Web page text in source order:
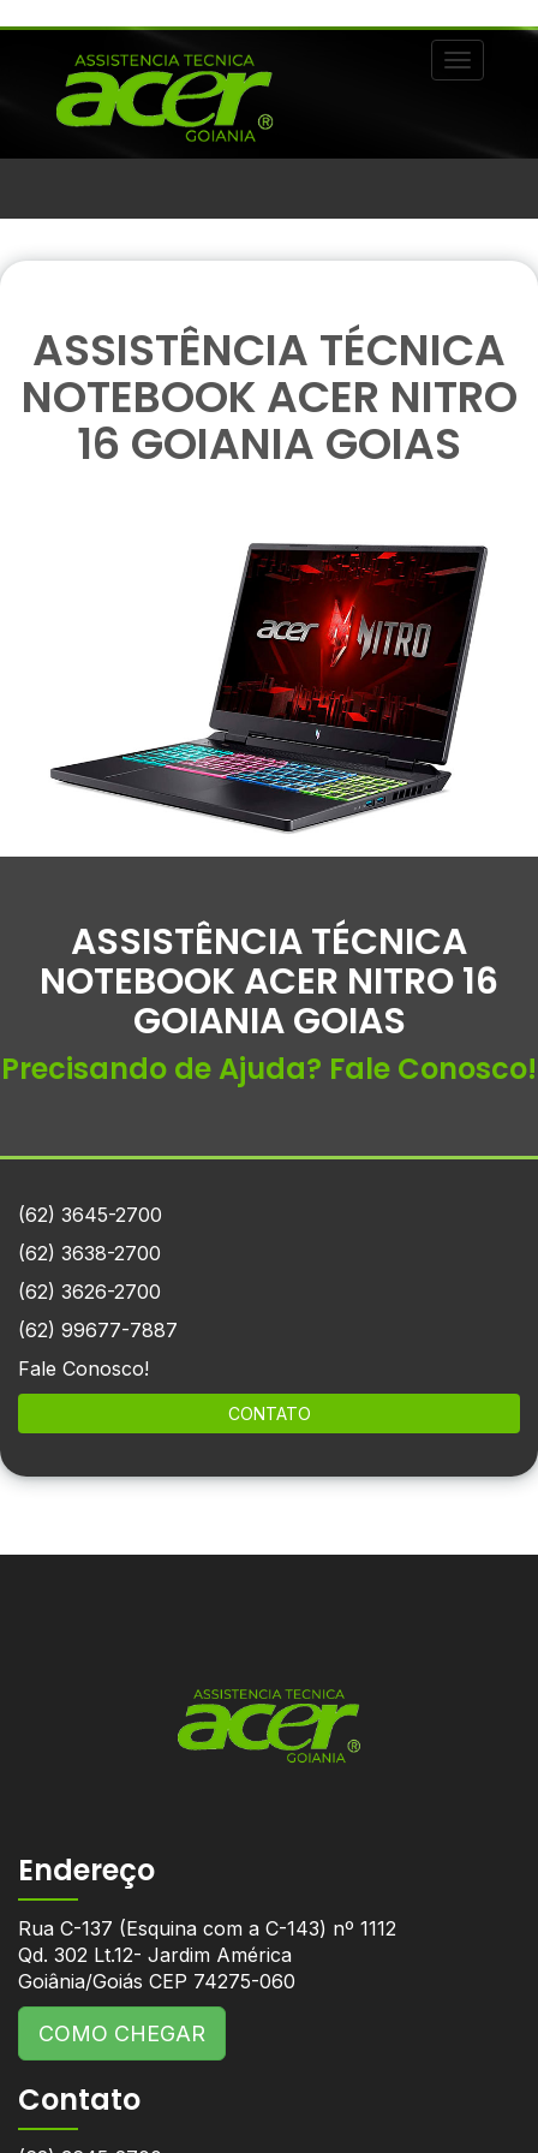
Alternar
ASSISTÊNCIA TÉCNICA
NOTEBOOK ACER NITRO
16 GOIANIA GOIAS
ASSISTÊNCIA TÉCNICA
NOTEBOOK ACER NITRO 16
GOIANIA GOIAS
Precisando de Ajuda? Fale Conosco!
(62) 3645-2700
(62) 3638-2700
(62) 3626-2700
(62) 99677-7887
Fale Conosco!
CONTATO
Endereço
Rua C-137 (Esquina com a C-143) nº 1112
Qd. 302 Lt.12- Jardim América
Goiânia/Goiás CEP 74275-060
COMO CHEGAR
Contato